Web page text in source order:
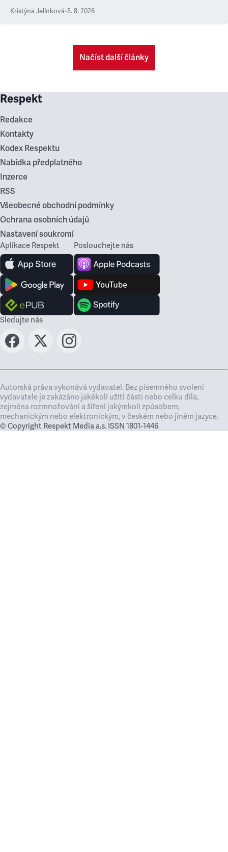
Kristýna Jelínková•5. 8. 2026
Načíst další články
Respekt
Redakce
Kontakty
Kodex Respektu
Nabídka předplatného
Inzerce
RSS
Všeobecné obchodní podmínky
Ochrana osobních údajů
Nastavení soukromí
Aplikace Respekt Poslouchejte nás
Sledujte nás
Autorská práva vykonává vydavatel. Bez písemného svolení
vydavatele je zakázáno jakékoli užití částí nebo celku díla,
zejména rozmnožování a šíření jakýmkoli způsobem,
mechanickým nebo elektronickým, v českém nebo jiném jazyce.
© Copyright Respekt Media a.s. ISSN 1801-1446